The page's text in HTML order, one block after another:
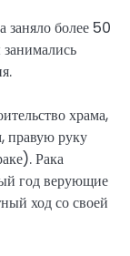
заняло более 50
храма,
правую руку
Рака
год верующие
ход со своей